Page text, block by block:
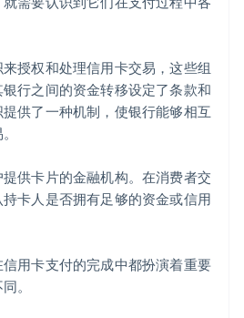
授权和处理信用卡交易，这些组
行之间的资金转移设定了条款和
供了一种机制，使银行能够相互
供卡片的金融机构。在消费者交
卡人是否拥有足够的资金或信用
用卡支付的完成中都扮演着重要
。